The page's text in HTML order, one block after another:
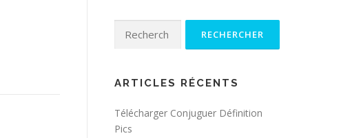
Rechercher :
ARTICLES RÉCENTS
Télécharger Conjuguer Définition
Pics